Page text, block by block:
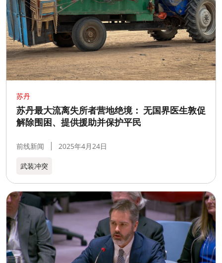
苏丹
苏丹最大流离失所者营地绝境： 无国界医生敦促
解除围困、提供援助并保护平民
前线新闻 2025年4月24日
武装冲突